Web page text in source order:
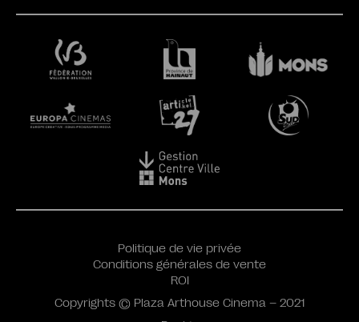
Politique de vie privée
Conditions générales de vente
ROI
Copyrights © Plaza Arthouse Cinema – 2021